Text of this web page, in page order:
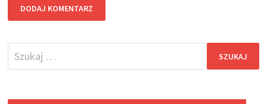
Szukaj: